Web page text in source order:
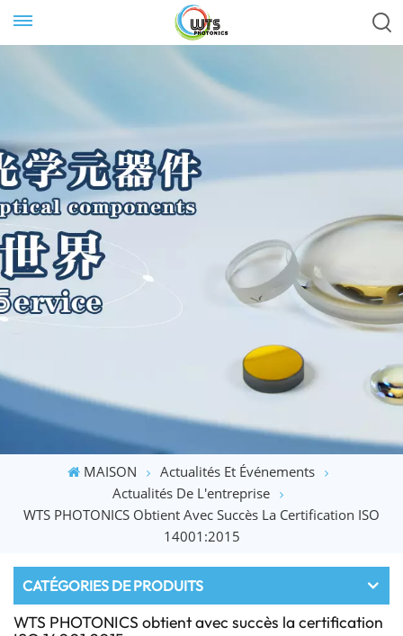
MAISON
Actualités Et Événements
Actualités De L'entreprise
WTS PHOTONICS Obtient Avec Succès La Certification ISO
14001:2015
CATÉGORIES DE PRODUITS
WTS PHOTONICS obtient avec succès la certification